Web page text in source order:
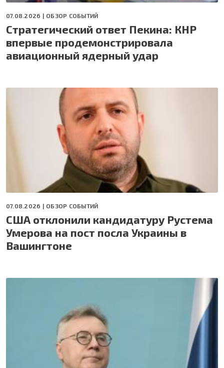
07.08.2026 | ОБЗОР СОБЫТИЙ
Стратегический ответ Пекина: КНР
впервые продемонстрировала
авиационный ядерный удар
07.08.2026 | ОБЗОР СОБЫТИЙ
США отклонили кандидатуру Рустема
Умерова на пост посла Украины в
Вашингтоне